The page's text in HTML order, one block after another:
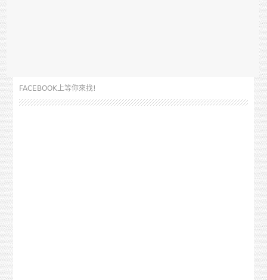
FACEBOOK上等你來找!